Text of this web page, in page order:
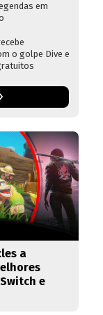
em
o golpe Dive e
a
e